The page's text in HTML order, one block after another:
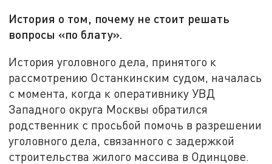
История о том, почему не стоит решать
вопросы «по блату».
История уголовного дела, принятого к
рассмотрению Останкинским судом, началась
с момента, когда к оперативнику УВД
Западного округа Москвы обратился
родственник с просьбой помочь в разрешении
уголовного дела, связанного с задержкой
строительства жилого массива в Одинцове.